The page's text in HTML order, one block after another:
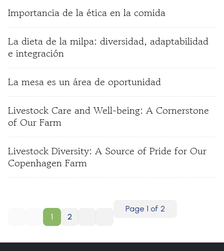
Importancia de la ética en la comida
La dieta de la milpa: diversidad, adaptabilidad
e integración
La mesa es un área de oportunidad
Livestock Care and Well-being: A Cornerstone
of Our Farm
Livestock Diversity: A Source of Pride for Our
Copenhagen Farm
1 2
Page 1 of 2